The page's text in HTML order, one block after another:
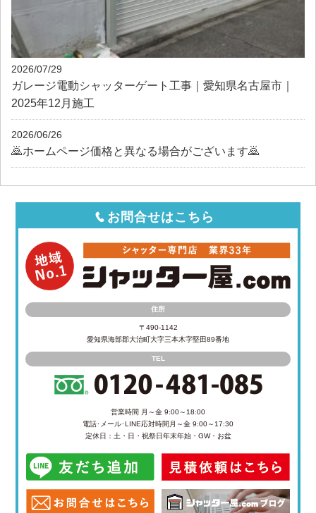
2026/07/29
ガレージ電動シャッターゲート工事｜愛知県名古屋市｜
2025年12月施工
2026/06/26
🙇ホームページ価格と異なる場合がございます🙇
お問合せはこちら
住所
〒490-1142
愛知県海部郡大治町大字三本木字堅田89番地
TEL
営業時間 月～金 9:00～18:00
電話･メール･LINE応対時間 月～金 9:00～17:30
定休日：土・日・祝祭日年末年始・GW・お盆